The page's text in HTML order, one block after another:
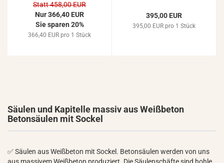
Statt 458,00 EUR
Nur 366,40 EUR
Sie sparen 20%
366,40 EUR pro 1 Stück
395,00 EUR
395,00 EUR pro 1 Stück
Säulen und Kapitelle massiv aus Weißbeton
Betonsäulen mit Sockel
✅ Säulen aus Weißbeton mit Sockel. Betonsäulen werden von uns